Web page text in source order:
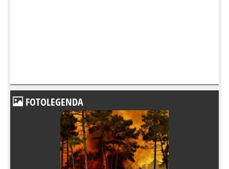
FOTOLEGENDA